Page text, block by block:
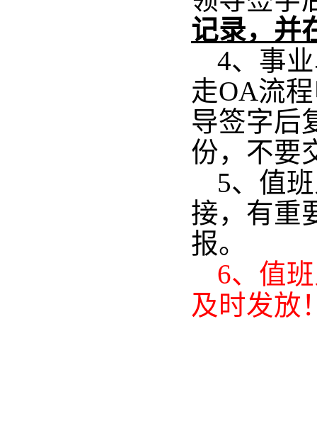
记录，并
4、事
走OA流
导签字后
份，不要
5、值
接，有重
报。
6、值
及时发放